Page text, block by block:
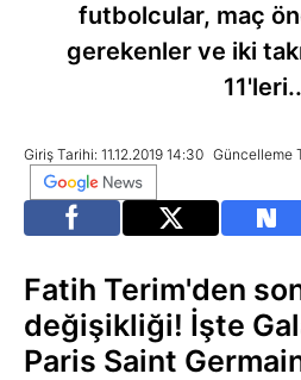
futbolcular, maç
gerekenler ve iki
Giriş Tarihi: 11.12.2019 14:30 Güncelleme
Fatih Terim'den
değişikliği! İşte
Paris Saint